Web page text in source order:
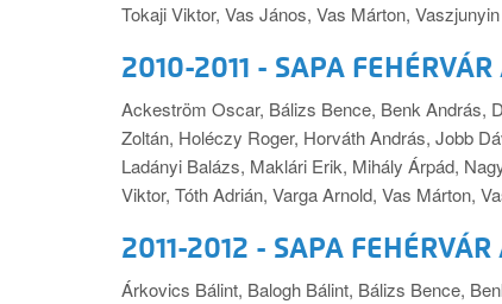
Tokaji Viktor, Vas János, Vas Márton,
2010-2011 - SAPA FEHÉRVÁR
Ackeström Oscar, Bálizs Bence, Benk András,
Zoltán, Holéczy Roger, Horváth András, Jobb
Ladányi Balázs, Maklári Erik, Mihály Árpád,
Viktor, Tóth Adrián, Varga Arnold, Vas Márton,
2011-2012 - SAPA FEHÉRVÁR
Árkovics Bálint, Balogh Bálint, Bálizs Bence,